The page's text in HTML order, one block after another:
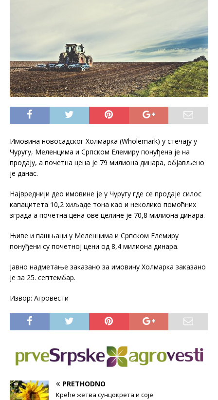
Имовина новосадског Холмарка (Wholemark) у стечају у
Чуругу, Меленцима и Српском Елемиру понуђена је на
продају, а почетна цена је 79 милиона динара, објављено
је данас.
Највреднији део имовине је у Чуругу где се продаје силос
капацитета 10,2 хиљаде тона као и неколико помоћних
зграда а почетна цена ове целине је 70,8 милиона динара.
Њиве и пашњаци у Меленцима и Српском Елемиру
понуђени су почетној цени од 8,4 милиона динара.
Јавно надметање заказано за имовину Холмарка заказано
је за 25. септембар.
Извор: Агровести
PRETHODNO
Креће жетва сунцокрета и соје